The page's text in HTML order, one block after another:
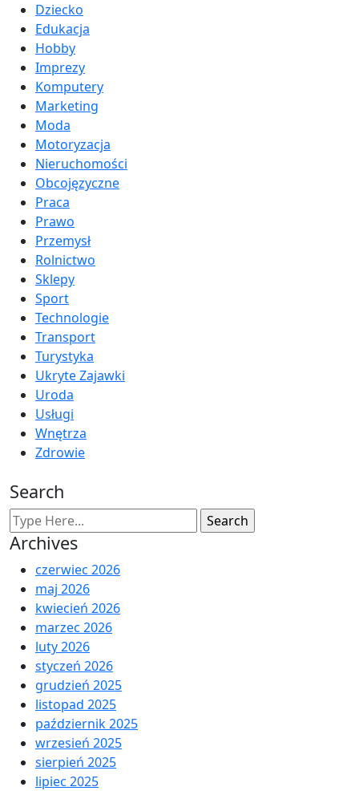
Dziecko
Edukacja
Hobby
Imprezy
Komputery
Marketing
Moda
Motoryzacja
Nieruchomości
Obcojęzyczne
Praca
Prawo
Przemysł
Rolnictwo
Sklepy
Sport
Technologie
Transport
Turystyka
Ukryte Zajawki
Uroda
Usługi
Wnętrza
Zdrowie
Search
Archives
czerwiec 2026
maj 2026
kwiecień 2026
marzec 2026
luty 2026
styczeń 2026
grudzień 2025
listopad 2025
październik 2025
wrzesień 2025
sierpień 2025
lipiec 2025